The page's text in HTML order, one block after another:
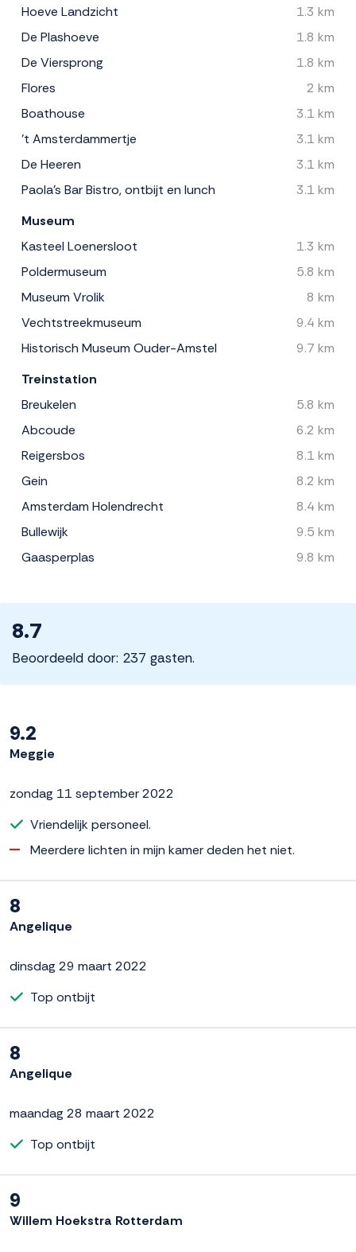
Hoeve Landzicht
1.3 km
De Plashoeve
1.8 km
De Viersprong
1.8 km
Flores
2 km
Boathouse
3.1 km
't Amsterdammertje
3.1 km
De Heeren
3.1 km
Paola's Bar Bistro, ontbijt en lunch
3.1 km
Museum
Kasteel Loenersloot
1.3 km
Poldermuseum
5.8 km
Museum Vrolik
8 km
Vechtstreekmuseum
9.4 km
Historisch Museum Ouder-Amstel
9.7 km
Treinstation
Breukelen
5.8 km
Abcoude
6.2 km
Reigersbos
8.1 km
Gein
8.2 km
Amsterdam Holendrecht
8.4 km
Bullewijk
9.5 km
Gaasperplas
9.8 km
8.7
Beoordeeld door: 237 gasten.
9.2
Meggie
zondag 11 september 2022
Vriendelijk personeel.
Meerdere lichten in mijn kamer deden het niet.
8
Angelique
dinsdag 29 maart 2022
Top ontbijt
8
Angelique
maandag 28 maart 2022
Top ontbijt
9
Willem Hoekstra Rotterdam